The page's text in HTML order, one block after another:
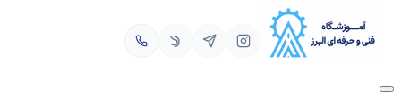
محتوا